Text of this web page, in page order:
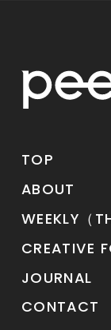
TOP
ABOUT
WEEKLY（
CREATIVE
JOURNAL
CONTACT